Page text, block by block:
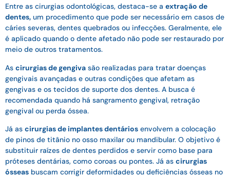
Entre as cirurgias odontológicas, destaca-se a extração de
dentes, um procedimento que pode ser necessário em casos de
cáries severas, dentes quebrados ou infecções. Geralmente, ele
é aplicado quando o dente afetado não pode ser restaurado por
meio de outros tratamentos.
As cirurgias de gengiva são realizadas para tratar doenças
gengivais avançadas e outras condições que afetam as
gengivas e os tecidos de suporte dos dentes. A busca é
recomendada quando há sangramento gengival, retração
gengival ou perda óssea.
Já as cirurgias de implantes dentários envolvem a colocação
de pinos de titânio no osso maxilar ou mandibular. O objetivo é
substituir raízes de dentes perdidos e servir como base para
próteses dentárias, como coroas ou pontes. Já as cirurgias
ósseas buscam corrigir deformidades ou deficiências ósseas no